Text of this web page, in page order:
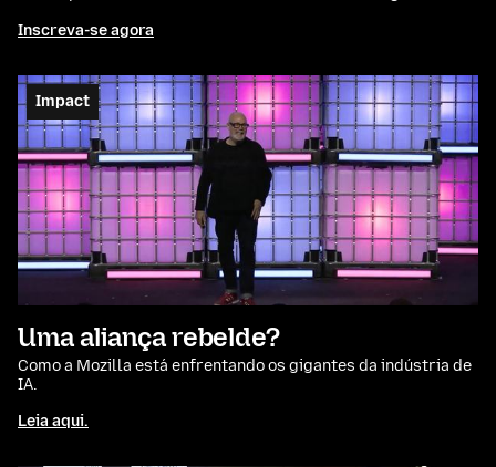
Inscreva-se agora
Uma aliança rebelde?
Impact
Como a Mozilla está enfrentando os gigantes da indústria de
IA.
Leia aqui.